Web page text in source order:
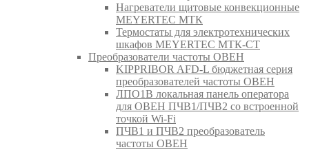
Нагреватели щитовые конвекционные
MEYERTEC МТК
Термостаты для электротехнических
шкафов MEYERTEC МТК-СТ
Преобразователи частоты ОВЕН
KIPPRIBOR AFD-L бюджетная серия
преобразователей частоты ОВЕН
ЛПО1В локальная панель оператора
для ОВЕН ПЧВ1/ПЧВ2 со встроенной
точкой Wi-Fi
ПЧВ1 и ПЧВ2 преобразователь
частоты ОВЕН